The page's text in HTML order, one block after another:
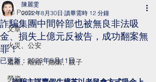
All Posts
文章
火災、公安
遺產、離婚、婚姻、親子
勞資
詐騙集團中間幹部也被無良非法吸
金、損失上億元反被告，成功翻案無
罪！
陳麗雯
2022年8月30日 讀畢需時 12 分鐘
已更新： 2023年5月11日